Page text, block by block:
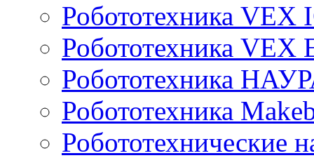
Робототехника VEX
Робототехника VEX
Робототехника
Робототехника
Робототехнические